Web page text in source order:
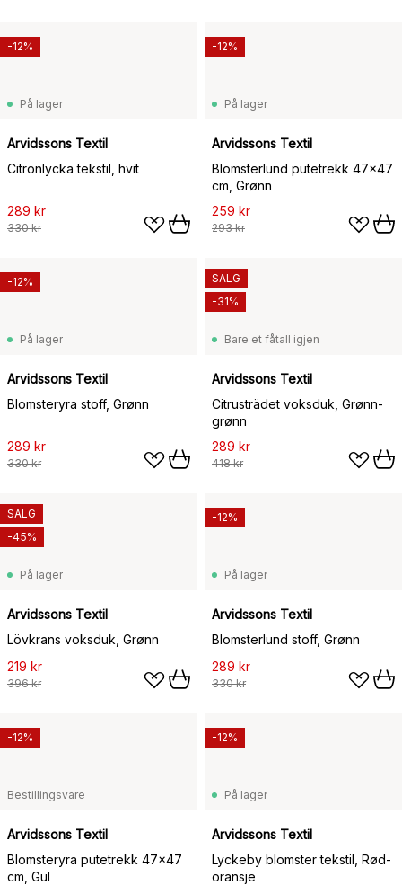
På lager
Arvidssons Textil
Citronlycka tekstil, hvit
289 kr
330 kr
-12%
På lager
Arvidssons Textil
Blomsterlund putetrekk 47x47
cm, Grønn
259 kr
293 kr
-12%
På lager
Arvidssons Textil
Blomsteryra stoff, Grønn
289 kr
330 kr
-12%
Bare et fåtall igjen
Arvidssons Textil
Citrusträdet voksduk, Grønn-
grønn
289 kr
418 kr
SALG
-31%
På lager
Arvidssons Textil
Lövkrans voksduk, Grønn
219 kr
396 kr
SALG
-45%
På lager
Arvidssons Textil
Blomsterlund stoff, Grønn
289 kr
330 kr
-12%
Bestillingsvare
Arvidssons Textil
Blomsteryra putetrekk 47x47
cm, Gul
-12%
På lager
Arvidssons Textil
Lyckeby blomster tekstil, Rød-
oransje
-12%